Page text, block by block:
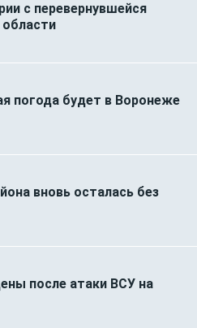
с перевернувшейся
погода будет в Воронеже
вновь осталась без
после атаки ВСУ на